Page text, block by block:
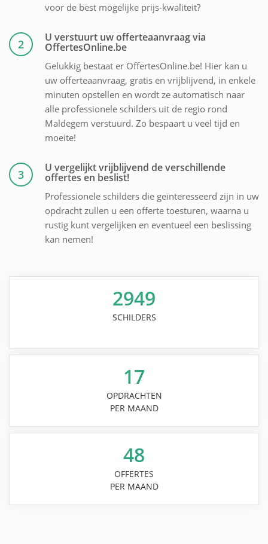
voor de best mogelijke prijs-kwaliteit?
2 U verstuurt uw offerteaanvraag via
OffertesOnline.be
Gelukkig bestaat er OffertesOnline.be! Hier kan u
uw offerteaanvraag, gratis en vrijblijvend, in enkele
minuten opstellen en wordt ze automatisch naar
alle professionele schilders uit de regio rond
Maldegem verstuurd. Zo bespaart u veel tijd en
moeite!
3 U vergelijkt vrijblijvend de verschillende
offertes en beslist!
Professionele schilders die geïnteresseerd zijn in uw
opdracht zullen u een offerte toesturen, waarna u
rustig kunt vergelijken en eventueel een beslissing
kan nemen!
2949
SCHILDERS
17
OPDRACHTEN
PER MAAND
48
OFFERTES
PER MAAND